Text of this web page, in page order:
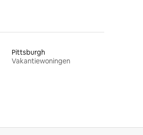
Pittsburgh
Vakantiewoningen